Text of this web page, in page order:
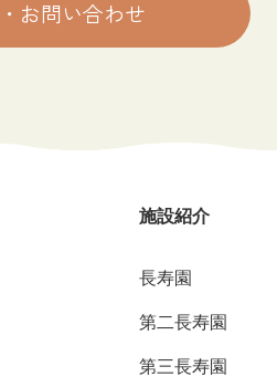
お問い合わせ
施設紹介
長寿園
第二長寿園
第三長寿園